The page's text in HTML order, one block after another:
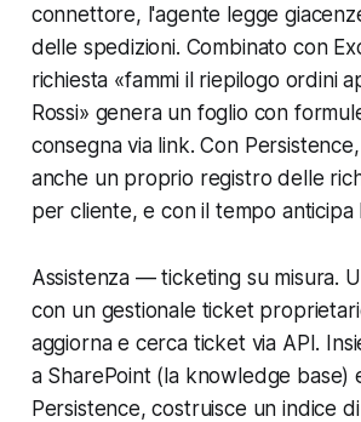
connettore, l'agente legge
delle spedizioni. Combinato con
richiesta «fammi il riepilogo ordini
Rossi» genera un foglio con
consegna via link. Con
anche un proprio registro delle
per cliente, e con il tempo anticipa
Assistenza — ticketing su misura.
con un gestionale ticket
aggiorna e cerca ticket via API.
a SharePoint (la knowledge base)
Persistence, costruisce un indice